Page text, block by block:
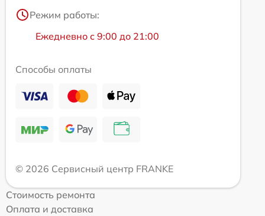
Режим работы:
Ежедневно с 9:00 до 21:00
Способы оплаты
© 2026 Сервисный центр FRANKE
Стоимость ремонта
Оплата и доставка